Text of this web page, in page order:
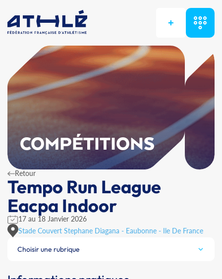
+
COMPÉTITIONS
Retour
Tempo Run League
Eacpa Indoor
17 au 18 Janvier 2026
Stade Couvert Stephane Diagana - Eaubonne - Ile De France
Choisir une rubrique